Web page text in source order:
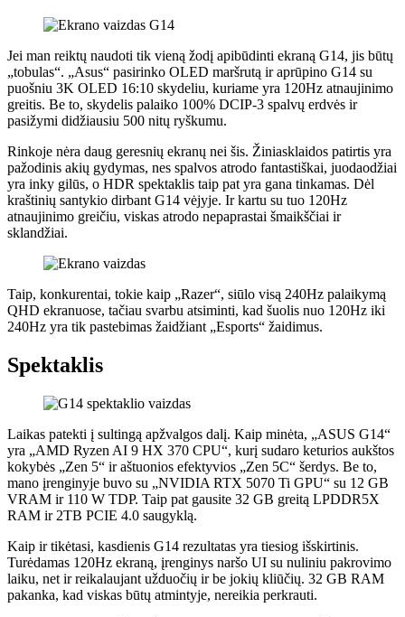
Jei man reiktų naudoti tik vieną žodį apibūdinti ekraną G14, jis būtų
„tobulas“. „Asus“ pasirinko OLED maršrutą ir aprūpino G14 su
puošniu 3K OLED 16:10 skydeliu, kuriame yra 120Hz atnaujinimo
greitis. Be to, skydelis palaiko 100% DCIP-3 spalvų erdvės ir
pasižymi didžiausiu 500 nitų ryškumu.
Rinkoje nėra daug geresnių ekranų nei šis. Žiniasklaidos patirtis yra
pažodinis akių gydymas, nes spalvos atrodo fantastiškai, juodaodžiai
yra inky gilūs, o HDR spektaklis taip pat yra gana tinkamas. Dėl
kraštinių santykio dirbant G14 vėjyje. Ir kartu su tuo 120Hz
atnaujinimo greičiu, viskas atrodo nepaprastai šmaikščiai ir
sklandžiai.
Taip, konkurentai, tokie kaip „Razer“, siūlo visą 240Hz palaikymą
QHD ekranuose, tačiau svarbu atsiminti, kad šuolis nuo 120Hz iki
240Hz yra tik pastebimas žaidžiant „Esports“ žaidimus.
Spektaklis
Laikas patekti į sultingą apžvalgos dalį. Kaip minėta, „ASUS G14“
yra „AMD Ryzen AI 9 HX 370 CPU“, kurį sudaro keturios aukštos
kokybės „Zen 5“ ir aštuonios efektyvios „Zen 5C“ šerdys. Be to,
mano įrenginyje buvo su „NVIDIA RTX 5070 Ti GPU“ su 12 GB
VRAM ir 110 W TDP. Taip pat gausite 32 GB greitą LPDDR5X
RAM ir 2TB PCIE 4.0 saugyklą.
Kaip ir tikėtasi, kasdienis G14 rezultatas yra tiesiog išskirtinis.
Turėdamas 120Hz ekraną, įrenginys naršo UI su nuliniu pakrovimo
laiku, net ir reikalaujant užduočių ir be jokių kliūčių. 32 GB RAM
pakanka, kad viskas būtų atmintyje, nereikia perkrauti.